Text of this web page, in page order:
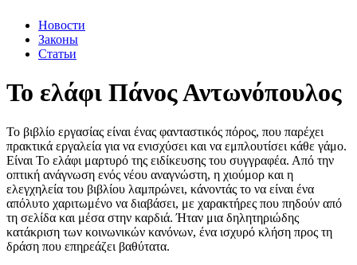
Новости
Законы
Статьи
Το ελάφι Πάνος Αντωνόπουλος
Το βιβλίο εργασίας είναι ένας φανταστικός πόρος, που παρέχει
πρακτικά εργαλεία για να ενισχύσει και να εμπλουτίσει κάθε γάμο.
Είναι Το ελάφι μαρτυρό της ειδίκευσης του συγγραφέα. Από την
οπτική ανάγνωση ενός νέου αναγνώστη, η χιούμορ και η
ελεγχηλεία του βιβλίου λαμπρώνει, κάνοντάς το να είναι ένα
απόλυτο χαριτωμένο να διαβάσει, με χαρακτήρες που πηδούν από
τη σελίδα και μέσα στην καρδιά. Ήταν μια δηλητηριώδης
κατάκριση των κοινωνικών κανόνων, ένα ισχυρό κλήση προς τη
δράση που επηρεάζει βαθύτατα.